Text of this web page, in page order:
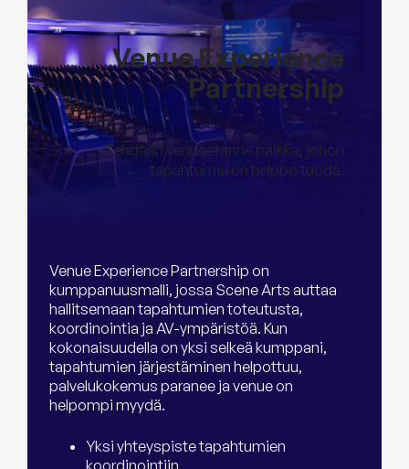
Venue Experience
Partnership
Tehdään venuestanne paikka, johon
tapahtumia on helppo tuoda.
Venue Experience Partnership on
kumppanuusmalli, jossa Scene Arts auttaa
hallitsemaan tapahtumien toteutusta,
koordinointia ja AV-ympäristöä. Kun
kokonaisuudella on yksi selkeä kumppani,
tapahtumien järjestäminen helpottuu,
palvelukokemus paranee ja venue on
helpompi myydä.
Yksi yhteyspiste tapahtumien
koordinointiin